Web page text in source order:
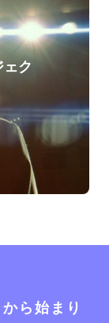
ク
ら始まり